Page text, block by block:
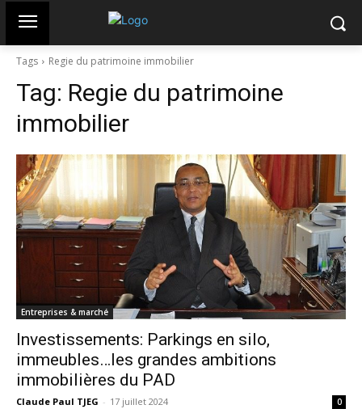
Tags Regie du patrimoine immobilier
Tag: Regie du patrimoine
immobilier
Entreprises & marché
Investissements: Parkings en silo,
immeubles…les grandes ambitions
immobilières du PAD
Claude Paul TJEG - 17 juillet 2024 0